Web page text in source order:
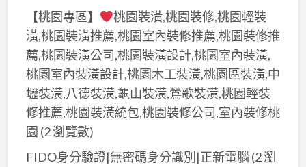
【桃園專區】
桃園裝潢,桃園裝修,桃園輕裝
潢,桃園裝潢推薦,桃園室內裝修推薦,桃園裝修推
薦,桃園裝潢公司,桃園裝潢設計,桃園室內裝潢,
桃園室內裝潢設計,桃園木工裝潢,桃園區裝潢,中
壢裝潢,八德裝潢,龜山裝潢,鶯歌裝潢,桃園輕裝
修推薦,桃園裝潢統包,桃園裝修公司,室內裝修桃
園 (2 瀏覽數)
FIDO身分驗證|無密碼身分識別|正新電腦 (2 瀏